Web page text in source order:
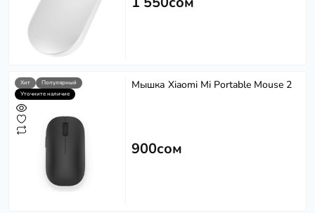
Хит
Популярный
Уточните наличие
Мышка Xiaomi Mi Portable Mouse 2
900сом